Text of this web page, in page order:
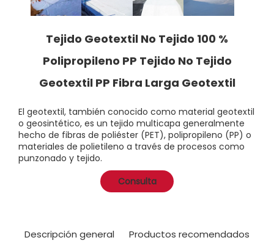
Tejido Geotextil No Tejido 100 %
Polipropileno PP Tejido No Tejido
Geotextil PP Fibra Larga Geotextil
El geotextil, también conocido como material geotextil
o geosintético, es un tejido multicapa generalmente
hecho de fibras de poliéster (PET), polipropileno (PP) o
materiales de polietileno a través de procesos como
punzonado y tejido.
Consulta
Descripción general Productos recomendados